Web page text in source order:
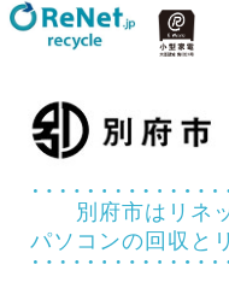
別府市はリネ
パソコンの回収と